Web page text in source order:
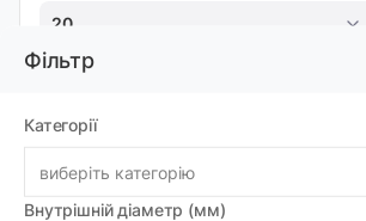
Фільтр
Категорії
виберіть категорію
Внутрішній діаметр (мм)
20